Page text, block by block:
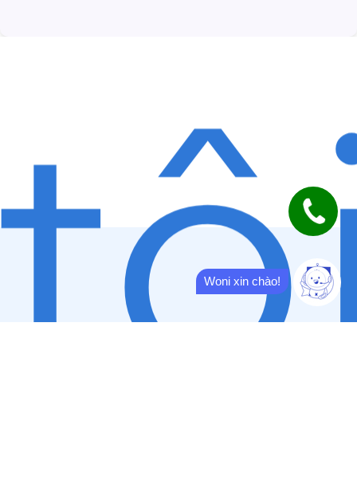
Woni xin chào!